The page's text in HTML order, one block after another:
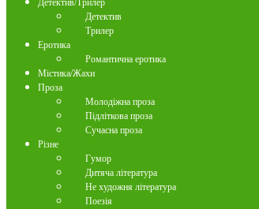
Детектив/Трилер
Детектив
Трилер
Еротика
Романтична еротика
Містика/Жахи
Проза
Молодіжна проза
Підліткова проза
Сучасна проза
Різне
Гумор
Дитяча література
Не художня література
Поезія